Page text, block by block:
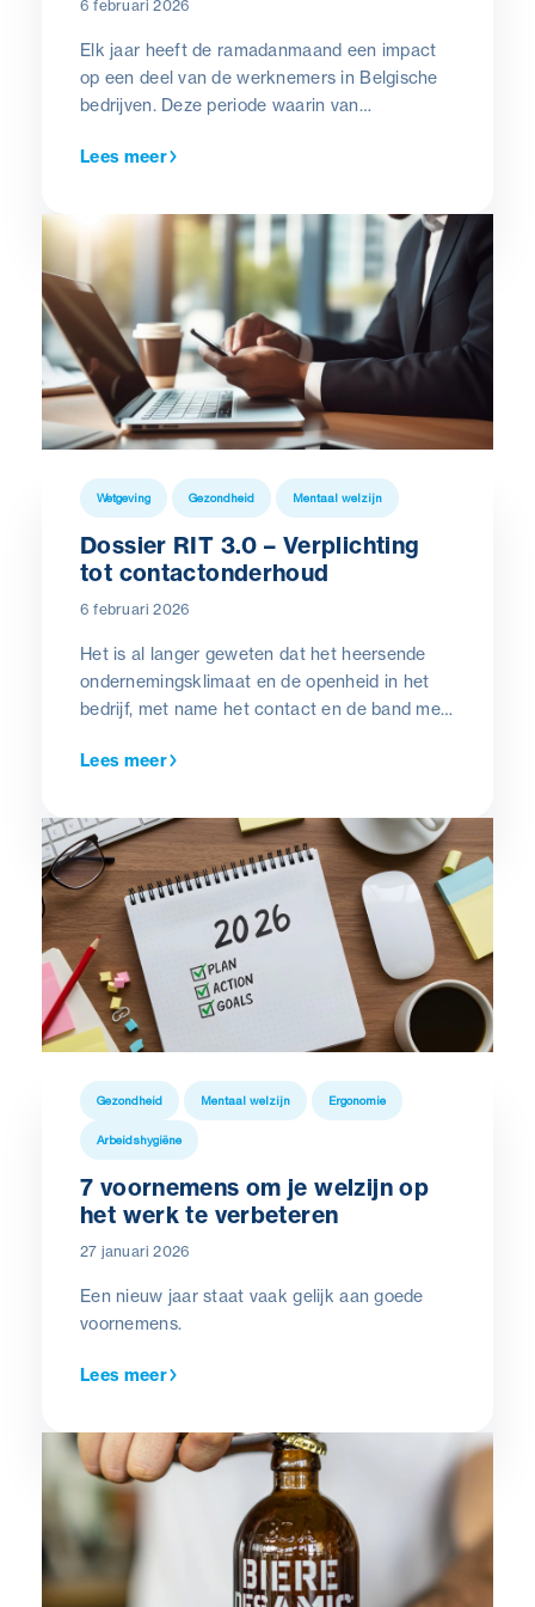
6 februari 2026
Elk jaar heeft de ramadanmaand een impact
op een deel van de werknemers in Belgische
bedrijven. Deze periode waarin van
is in de eerste plaats een tijd van spiritualiteit,
Lees meer
Wetgeving Gezondheid Mentaal welzijn
Dossier RIT 3.0 – Verplichting
tot contactonderhoud
6 februari 2026
Het is al langer geweten dat het heersende
ondernemingsklimaat en de openheid in het
bedrijf, met name het contact en de band met
tijdens de periode van arbeidsongeschiktheid,
van een vlotte en succesvolle re-integratie.
Hoe langer de radiostilte tussen werkgever en
de arbeidsongeschikte werknemer, hoe
moeilijker de re-integratie.
Lees meer
Gezondheid Mentaal welzijn Ergonomie
Arbeidshygiëne
7 voornemens om je welzijn op
het werk te verbeteren
27 januari 2026
Een nieuw jaar staat vaak gelijk aan goede
voornemens.
Lees meer